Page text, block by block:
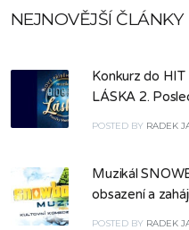
NEJNOVĚJŠÍ ČLÁNKY
Konkurz do
LÁSKA 2.
POSTED BY RADEK
Muzikál
obsazení a
POSTED BY RADEK